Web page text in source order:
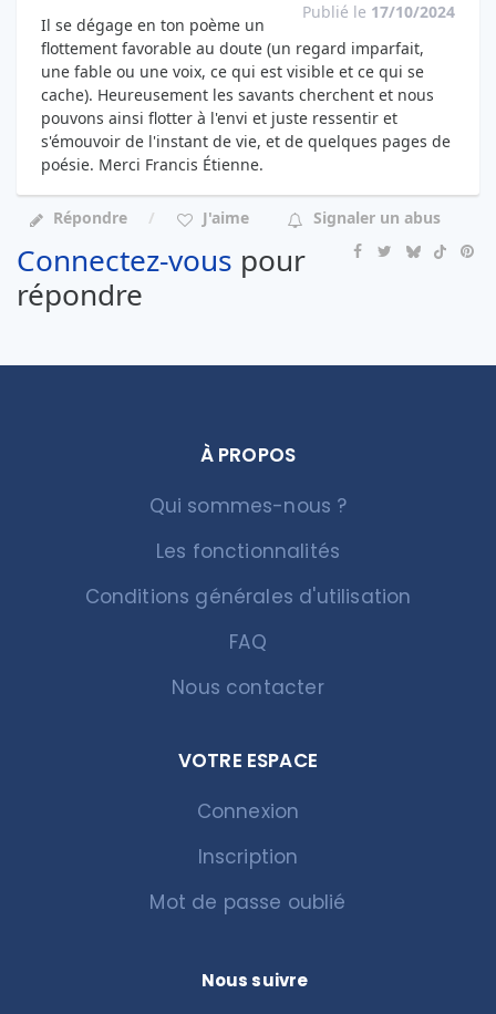
Publié le 17/10/2024
Il se dégage en ton poème un
flottement favorable au doute (un regard imparfait,
une fable ou une voix, ce qui est visible et ce qui se
cache). Heureusement les savants cherchent et nous
pouvons ainsi flotter à l'envi et juste ressentir et
s'émouvoir de l'instant de vie, et de quelques pages de
poésie. Merci Francis Étienne.
Répondre J'aime Signaler un abus
Connectez-vous pour
répondre
À PROPOS
Qui sommes-nous ?
Les fonctionnalités
Conditions générales d'utilisation
FAQ
Nous contacter
VOTRE ESPACE
Connexion
Inscription
Mot de passe oublié
Nous suivre